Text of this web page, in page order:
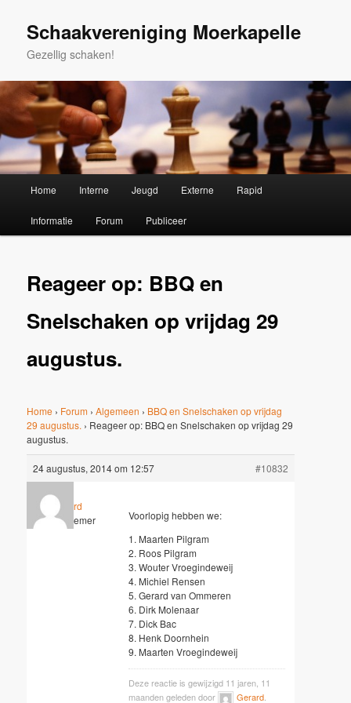
primaire
Schaakvereniging Moerkapelle
Gezellig schaken!
Home Interne Jeugd Externe Rapid
Informatie Forum Publiceer
Reageer op: BBQ en
Snelschaken op vrijdag 29
augustus.
Home › Forum › Algemeen › BBQ en Snelschaken op vrijdag
29 augustus. › Reageer op: BBQ en Snelschaken op vrijdag 29
augustus.
24 augustus, 2014 om 12:57 #10832
Gerard
Deelnemer
Voorlopig hebben we:
1. Maarten Pilgram
2. Roos Pilgram
3. Wouter Vroegindeweij
4. Michiel Rensen
5. Gerard van Ommeren
6. Dirk Molenaar
7. Dick Bac
8. Henk Doornhein
9. Maarten Vroegindeweij
Deze reactie is gewijzigd 11 jaren, 11
maanden geleden door
Gerard.